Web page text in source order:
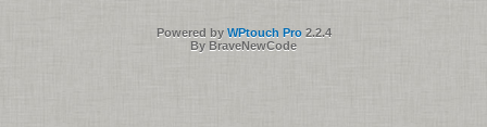
Powered by WPtouch Pro2.2.4
By BraveNewCode